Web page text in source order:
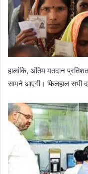
हालांकि, अंतिम मतदान
सामने आएगी। फिलहाल सभी